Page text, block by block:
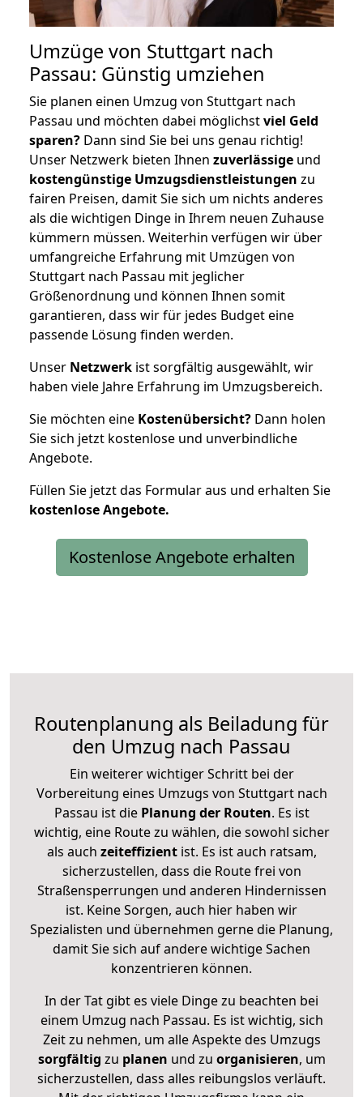
Umzüge von Stuttgart nach
Passau: Günstig umziehen
Sie planen einen Umzug von Stuttgart nach
Passau und möchten dabei möglichstviel Geld
sparen? Dann sind Sie bei uns genau richtig!
Unser Netzwerk bieten Ihnen zuverlässige und
kostengünstige Umzugsdienstleistungen zu
fairen Preisen, damit Sie sich um nichts anderes
als die wichtigen Dinge in Ihrem neuen Zuhause
kümmern müssen. Weiterhin verfügen wir über
umfangreiche Erfahrung mit Umzügen von
Stuttgart nach Passau mit jeglicher
Größenordnung und können Ihnen somit
garantieren, dass wir für jedes Budget eine
passende Lösung finden werden.
Unser Netzwerk ist sorgfältig ausgewählt, wir
haben viele Jahre Erfahrung im Umzugsbereich.
Sie möchten eine Kostenübersicht? Dann holen
Sie sich jetzt kostenlose und unverbindliche
Angebote.
Füllen Sie jetzt das Formular aus und erhalten Sie
kostenloseAngebote.
Kostenlose Angebote erhalten
Routenplanung als Beiladung für
den Umzug nach Passau
Ein weiterer wichtiger Schritt bei der
Vorbereitung eines Umzugs von Stuttgart nach
Passau ist diePlanung der Routen. Es ist
wichtig, eine Route zu wählen, die sowohl sicher
als auch zeiteffizientist. Es ist auch ratsam,
sicherzustellen, dass die Route frei von
Straßensperrungen und anderen Hindernissen
ist. Keine Sorgen, auch hier haben wir
Spezialisten und übernehmen gerne die Planung,
damit Sie sich auf andere wichtige Sachen
konzentrieren können.
In der Tat gibt es viele Dinge zu beachten bei
einem Umzug nach Passau. Es ist wichtig, sich
Zeit zu nehmen, um alle Aspekte des Umzugs
sorgfältig zu planen und zu organisieren, um
sicherzustellen, dass alles reibungslos verläuft.